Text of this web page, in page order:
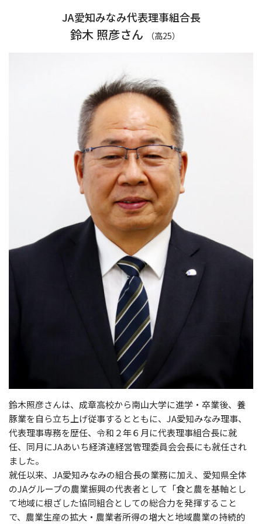
JA愛知みなみ代表理事組合長
鈴木 照彦さん （高25）
鈴木照彦さんは、成章高校から南山大学に進学・卒業後、養
豚業を自ら立ち上げ従事するとともに、JA愛知みなみ理事、
代表理事専務を歴任、令和２年６月に代表理事組合長に就
任、同月にJAあいち経済連経営管理委員会会長にも就任され
ました。
就任以来、JA愛知みなみの組合長の業務に加え、愛知県全体
のJAグループの農業振興の代表者として「食と農を基軸とし
て地域に根ざした協同組合としての総合力を発揮すること
で、農業生産の拡大・農業者所得の増大と地域農業の持続的